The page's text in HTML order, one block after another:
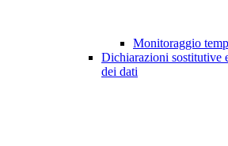
Monitoraggio
Dichiarazioni sostitutive
dei dati